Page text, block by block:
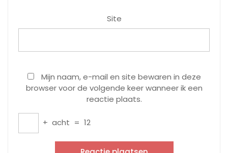
Site
Mijn naam, e-mail en site bewaren in deze
browser voor de volgende keer wanneer ik een
reactie plaats.
+ acht = 12